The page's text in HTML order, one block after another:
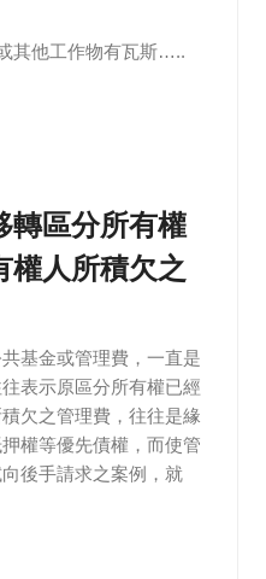
其他工作物有瓦斯…..
轉區分所有權
權人所積欠之
基金或管理費，一直是
表示原區分所有權已經
欠之管理費，往往是緣
權等優先債權，而使管
後手請求之案例，就